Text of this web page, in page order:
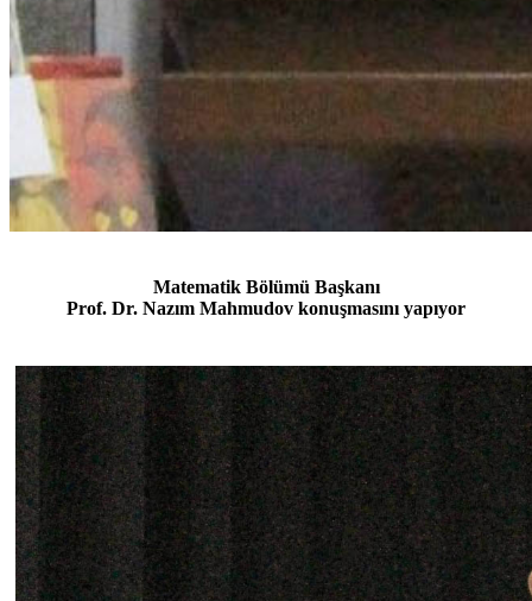
Matematik Bölümü Başkanı
Prof. Dr. Nazım Mahmudov konuşmasını yapıyor